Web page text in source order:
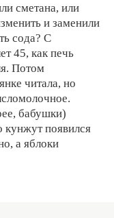
сметана, или
и заменили
сода? С
45, как печь
Потом
читала, но
бабушки)
кунжут появился
а яблоки